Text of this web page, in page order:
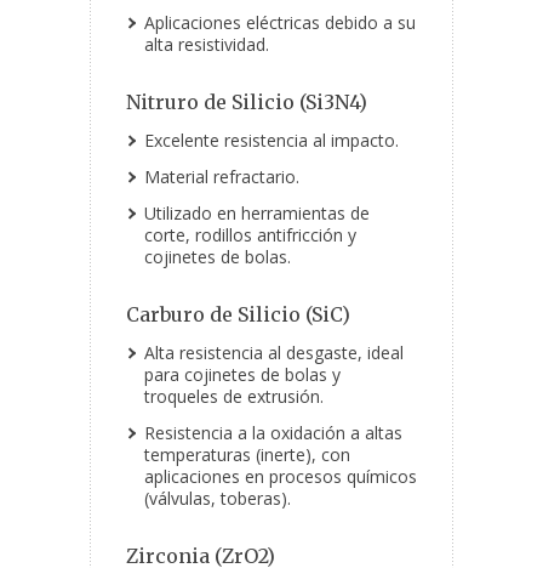
Aplicaciones eléctricas debido a su
alta resistividad.
Nitruro de Silicio (Si3N4)
Excelente resistencia al impacto.
Material refractario.
Utilizado en herramientas de
corte, rodillos antifricción y
cojinetes de bolas.
Carburo de Silicio (SiC)
Alta resistencia al desgaste, ideal
para cojinetes de bolas y
troqueles de extrusión.
Resistencia a la oxidación a altas
temperaturas (inerte), con
aplicaciones en procesos químicos
(válvulas, toberas).
Zirconia (ZrO2)